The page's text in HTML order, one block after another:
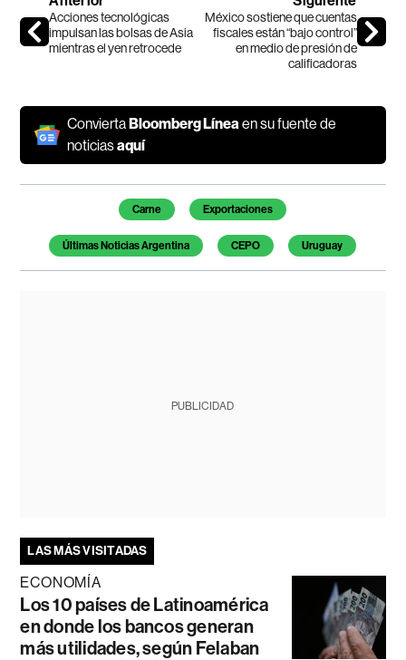
Acciones tecnológicas
impulsan las bolsas de Asia
mientras el yen retrocede
México sostiene que cuentas
fiscales están “bajo control”
en medio de presión de
calificadoras
ConviertaBloomberg Líneaen su fuente de
noticiasaquí
Temas de este artículo
Carne Exportaciones
Últimas Noticias Argentina CEPO Uruguay
PUBLICIDAD
LAS MÁS VISITADAS
ECONOMÍA
Los 10 países de Latinoamérica
en donde los bancos generan
más utilidades, según Felaban